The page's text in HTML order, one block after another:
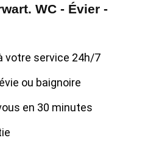
WC - Évier -
votre service 24h/7
ou baignoire
en 30 minutes